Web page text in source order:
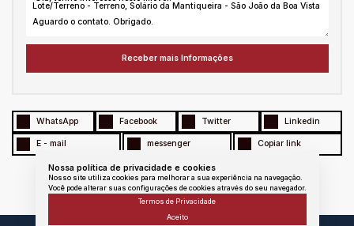
Nossa política de privacidade e cookies
Nosso site utiliza cookies para melhorar a sua experiência na navegação.
Você pode alterar suas configurações de cookies através do seu navegador.
Termos de Privacidade
Aceito
WhatsApp Facebook Twitter Linkedin
E - mail messenger Copiar link